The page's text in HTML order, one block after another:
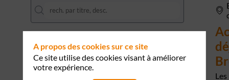
15 mai
A propos des cookies sur ce site
Ce site utilise des cookies visant à améliorer
votre expérience.